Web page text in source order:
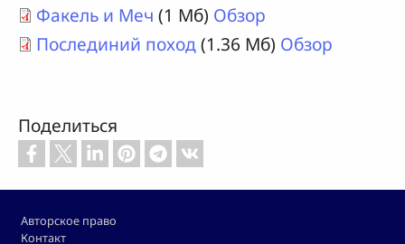
Факель и Меч (1 Мб) Обзор
Послединий поход(1.36 Мб) Обзор
Поделиться
Авторское право
Контакт